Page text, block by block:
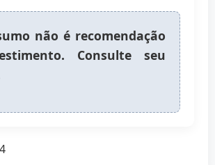
não é recomendação
Consulte seu